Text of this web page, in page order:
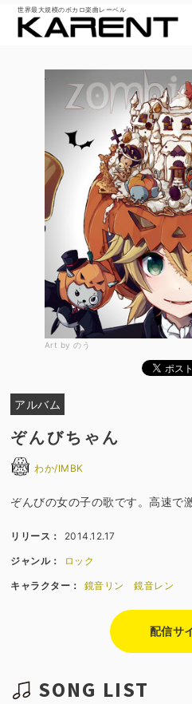
世界最大規模のボカロ楽曲レーベル
Art by のう
アルバム
ぞんびちゃん
わか/IMBK
ぞんびの女の子の歌です。高速で
リリース： 2014.12.17
ジャンル： ロック
キャラクター： 鏡音リン 鏡音レン
配信サ
SONG LIST